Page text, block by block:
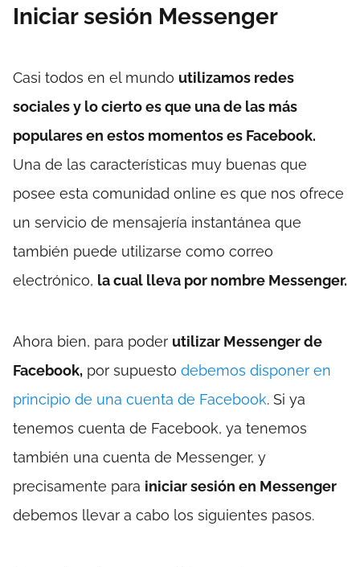
Iniciar sesión Messenger
Casi todos en el mundo utilizamos redes
sociales y lo cierto es que una de las más
populares en estos momentos es Facebook.
Una de las características muy buenas que
posee esta comunidad online es que nos ofrece
un servicio de mensajería instantánea que
también puede utilizarse como correo
electrónico, la cual lleva por nombre Messenger.
Ahora bien, para poder utilizar Messenger de
Facebook, por supuesto debemos disponer en
principio de una cuenta de Facebook. Si ya
tenemos cuenta de Facebook, ya tenemos
también una cuenta de Messenger, y
precisamente para iniciar sesión en Messenger
debemos llevar a cabo los siguientes pasos.